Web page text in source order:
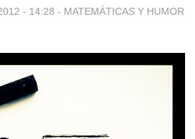
- 14:28 - MATEMÁTICAS Y HUMOR